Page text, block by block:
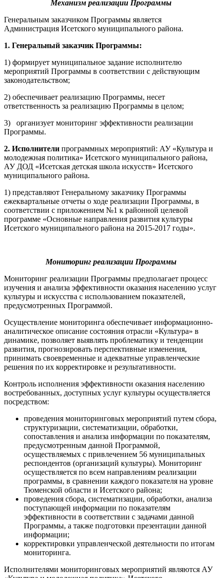
Механизм реализации Программы
Генеральным заказчиком Программы является
Администрация Исетского муниципального района.
1. Генеральный заказчик Программы:
1) формирует муниципальное задание исполнителю
мероприятий Программы в соответствии с действующим
законодательством;
2) обеспечивает реализацию Программы, несет
ответственность за реализацию Программы в целом;
3) организует мониторинг эффективности реализации
Программы.
2. Исполнители программных мероприятий: АУ «Культура и
молодежная политика» Исетского муниципального района,
АУ ДОД «Исетская детская школа искусств» Исетского
муниципального района.
1) представляют Генеральному заказчику Программы
ежеквартальные отчеты о ходе реализации Программы, в
соответствии с приложением №1 к районной целевой
программе «Основные направления развития культуры
Исетского муниципального района на 2015-2017 годы».
Мониторинг реализации Программы
Мониторинг реализации Программы предполагает процесс
изучения и анализа эффективности оказания населению услуг
культуры и искусства с использованием показателей,
предусмотренных Программой.
Осуществление мониторинга обеспечивает информационно-
аналитическое описание состояния отрасли «Культура» в
динамике, позволяет выявлять проблематику и тенденции
развития, прогнозировать перспективные изменения,
принимать своевременные и адекватные управленческие
решения по их корректировке и результативности.
Контроль исполнения эффективности оказания населению
востребованных, доступных услуг культуры осуществляется
посредством:
проведения мониторинговых мероприятий путем сбора,
структуризации, систематизации, обработки,
сопоставления и анализа информации по показателям,
предусмотренным данной Программой,
осуществляемых с привлечением 56 муниципальных
респондентов (организаций культуры). Мониторинг
осуществляется по всем направлениям реализации
программы, в сравнении каждого показателя на уровне
Тюменской области и Исетского района;
проведения сбора, систематизации, обработки, анализа
поступающей информации по показателям
эффективности в соответствии с задачами данной
Программы, а также подготовки презентации данной
информации;
корректировки управленческой деятельности по итогам
мониторинга.
Исполнителями мониторинговых мероприятий являются АУ